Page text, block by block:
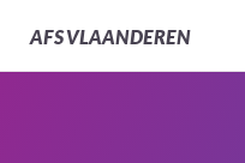
AFSVLAANDEREN